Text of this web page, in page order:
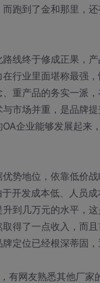
跑到了金和那里，
线终于修成正果，
行业里面堪称最强
重产品的务实一派
市场并重，是品牌
企业能够发展起来
势地位，依靠低价
开发成本低、人员
到几万元的水平，
得了一点收入，而
定位已经根深蒂固
有网友熟悉其他厂